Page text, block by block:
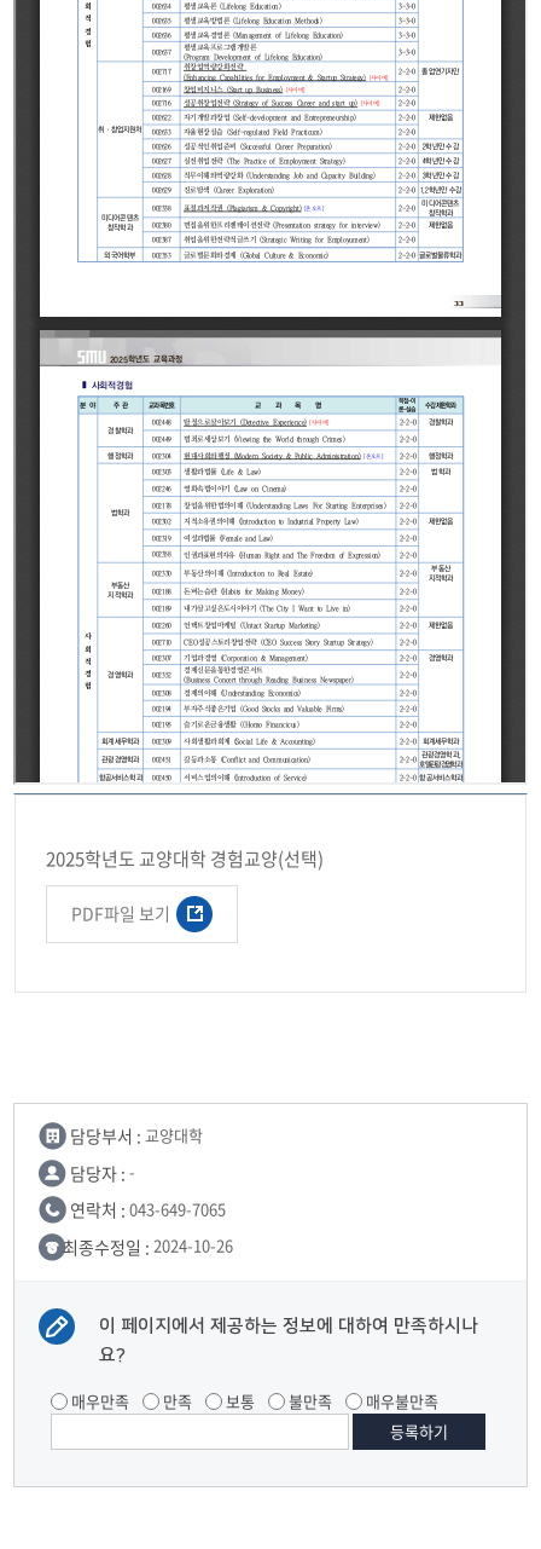
2025학년도 교양대학 경험교양(선택)
PDF파일 보기
담당부서 : 교양대학
담당자 : -
연락처 : 043-649-7065
최종수정일 : 2024-10-26
이 페이지에서 제공하는 정보에 대하여 만족하시나
요?
매우만족 만족 보통 불만족 매우불만족